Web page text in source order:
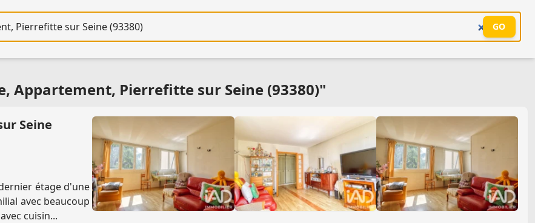
GO
Appartement, Pierrefitte sur Seine (93380)"
Seine
étage d'une
avec beaucoup
cuisin...